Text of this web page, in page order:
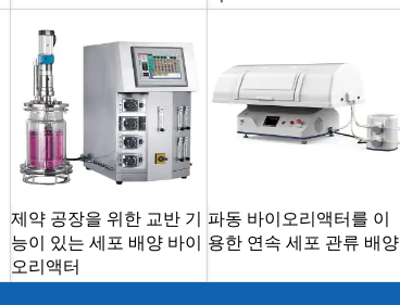
제약 공장을 위한 교반 기
능이 있는 세포 배양 바이
오리액터
파동 바이오리액터를 이
용한 연속 세포 관류 배양